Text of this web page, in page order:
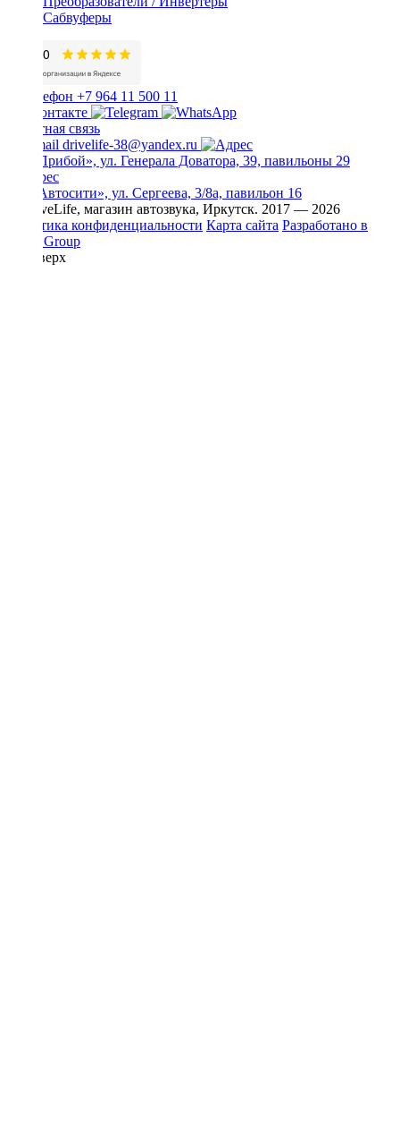
Сабвуферы
+7 964 11 500 11
Обратная связь
drivelife-38@yandex.ru
ТЦ «Прибой», ул. Генерала Доватора, 39, павильоны 29
ТЦ «Автосити», ул. Сергеева, 3/8а, павильон 16
© DriveLife, магазин автозвука, Иркутск. 2017 — 2026
Политика конфиденциальности Карта сайта Разработано в
Prime Group